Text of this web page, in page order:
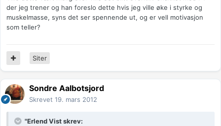
der jeg trener og han foreslo dette hvis jeg ville øke i styrke og
muskelmasse, syns det ser spennende ut, og er vell motivasjon
som teller?
Siter
Sondre Aalbotsjord
Skrevet 19. mars 2012
"Erlend Vist skrev: